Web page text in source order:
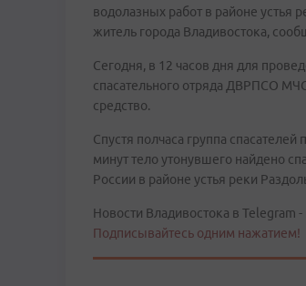
водолазных работ в районе устья
житель города Владивостока,
Сегодня, в 12 часов дня для
спасательного отряда ДВРПСО
средство.
Спустя полчаса группа
минут тело утонувшего найдено
России в районе устья реки
Новости Владивостока в Telegram
Подписывайтесь одним нажатием!